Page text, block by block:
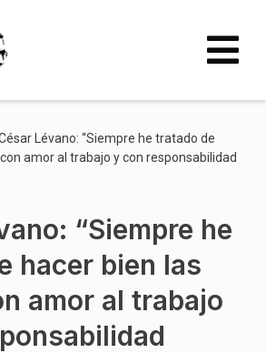
Lévano: “Siempre he tratado de
amor al trabajo y con responsabilidad
“Siempre he
hacer bien las
amor al trabajo